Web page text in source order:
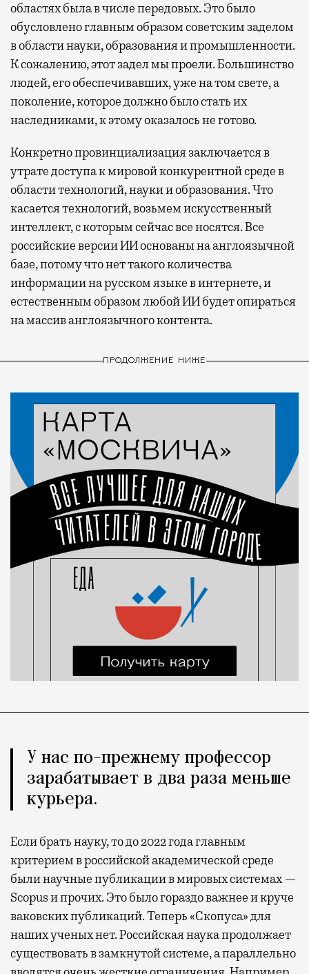
областях была в числе передовых. Это было
обусловлено главным образом советским заделом
в области науки, образования и промышленности.
К сожалению, этот задел мы проели. Большинство
людей, его обеспечивавших, уже на том свете, а
поколение, которое должно было стать их
наследниками, к этому оказалось не готово.
Конкретно провинциализация заключается в
утрате доступа к мировой конкурентной среде в
области технологий, науки и образования. Что
касается технологий, возьмем искусственный
интеллект, с которым сейчас все носятся. Все
российские версии ИИ основаны на англоязычной
базе, потому что нет такого количества
информации на русском языке в интернете, и
естественным образом любой ИИ будет опираться
на массив англоязычного контента.
ПРОДОЛЖЕНИЕ НИЖЕ
У нас по-прежнему профессор
зарабатывает в два раза меньше
курьера.
Если брать науку, то до 2022 года главным
критерием в российской академической среде
были научные публикации в мировых системах —
Scopus и прочих. Это было гораздо важнее и круче
ваковских публикаций. Теперь «Скопуса» для
наших ученых нет. Российская наука продолжает
существовать в замкнутой системе, а параллельно